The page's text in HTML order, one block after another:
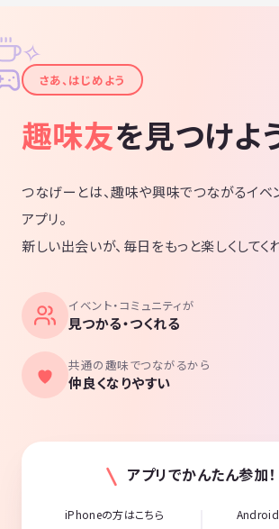
✦
✧
さあ、はじめよう
趣味友を見つけよ
つなげーとは、趣味や興味でつながるイベ
アプリ。
新しい出会いが、毎日をもっと楽しくしてく
イベント・コミュニティが
見つかる・つくれる
共通の趣味でつながるから
仲良くなりやすい
アプリでかんたん参加！
iPhoneの方はこちら Android